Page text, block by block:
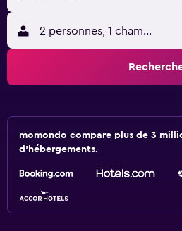
2 personnes, 1 chambre
momondo compare plus de 3
d'hébergements.